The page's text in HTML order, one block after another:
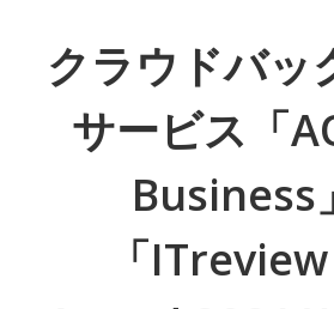
クラウドバッ
サービス「
Business
「